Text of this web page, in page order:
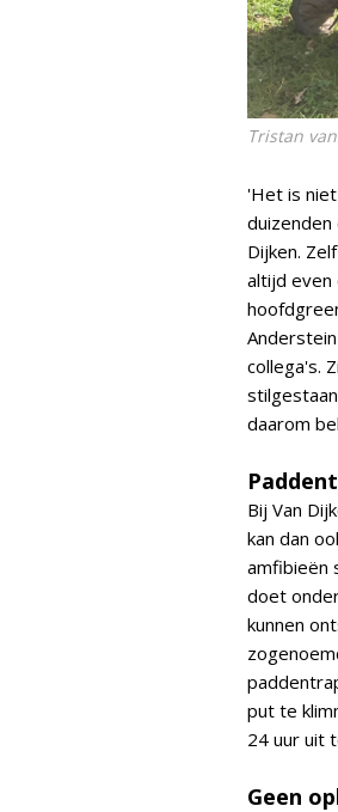
Tristan
'Het is
duizenden
Dijken.
altijd even
collega's.
daarom
Bij Van
kan dan
amfibieën
doet
kunnen
put te
24 uur uit
Geen